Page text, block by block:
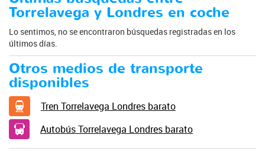
Torrelavega y Londres en coche
Lo sentimos, no se encontraron búsquedas registradas en los
últimos días.
Otros medios de transporte
disponibles
Tren Torrelavega Londres barato
Autobús Torrelavega Londres barato